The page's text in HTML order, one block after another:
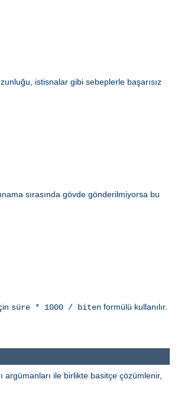
istisnalar gibi sebeplerle başarısız
sırasında gövde gönderilmiyorsa bu
süre * 1000 / biten formülü kullanılır.
argümanları ile birlikte basitçe çözümlenir,